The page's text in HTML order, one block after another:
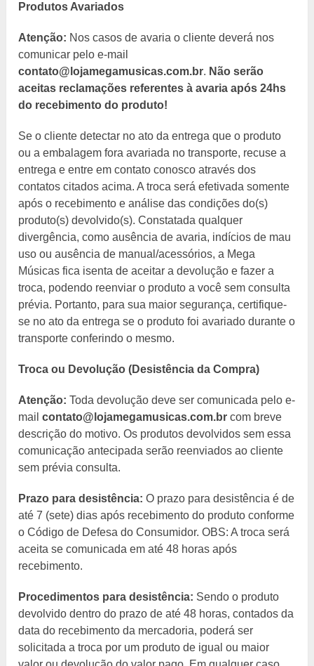
Produtos Avariados
Atenção: Nos casos de avaria o cliente deverá nos
comunicar pelo e-mail
contato@lojamegamusicas.com.br. Não serão
aceitas reclamações referentes à avaria após 24hs
do recebimento do produto!
Se o cliente detectar no ato da entrega que o produto
ou a embalagem fora avariada no transporte, recuse a
entrega e entre em contato conosco através dos
contatos citados acima. A troca será efetivada somente
após o recebimento e análise das condições do(s)
produto(s) devolvido(s). Constatada qualquer
divergência, como ausência de avaria, indícios de mau
uso ou ausência de manual/acessórios, a Mega
Músicas fica isenta de aceitar a devolução e fazer a
troca, podendo reenviar o produto a você sem consulta
prévia. Portanto, para sua maior segurança, certifique-
se no ato da entrega se o produto foi avariado durante o
transporte conferindo o mesmo.
Troca ou Devolução (Desistência da Compra)
Atenção: Toda devolução deve ser comunicada pelo e-
mailcontato@lojamegamusicas.com.br com breve
descrição do motivo. Os produtos devolvidos sem essa
comunicação antecipada serão reenviados ao cliente
sem prévia consulta.
Prazo para desistência: O prazo para desistência é de
até 7 (sete) dias após recebimento do produto conforme
o Código de Defesa do Consumidor. OBS: A troca será
aceita se comunicada em até 48 horas após
recebimento.
Procedimentos para desistência: Sendo o produto
devolvido dentro do prazo de até 48 horas, contados da
data do recebimento da mercadoria, poderá ser
solicitada a troca por um produto de igual ou maior